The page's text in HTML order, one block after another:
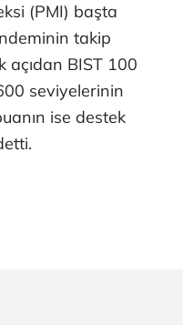
(PMI) başta
takip
açıdan BIST 100
seviyelerinin
ise destek